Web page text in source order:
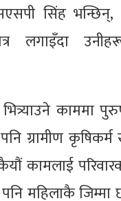
सिंह भन्छिन्,
लगाइँदा
काममा
ग्रामीण
कामलाई
महिलाकै जिम्मा